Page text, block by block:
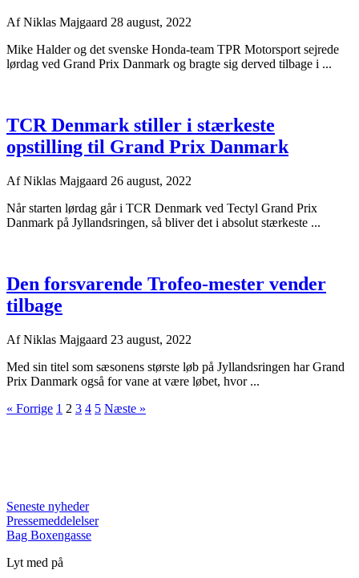
AfNiklas Majgaard 28 august, 2022
Mike Halder og det svenske Honda-team TPR Motorsport sejrede
lørdag ved Grand Prix Danmark og bragte sig derved tilbage i ...
TCR Denmark stiller i stærkeste
opstilling til Grand Prix Danmark
AfNiklas Majgaard 26 august, 2022
Når starten lørdag går i TCR Denmark ved Tectyl Grand Prix
Danmark på Jyllandsringen, så bliver det i absolut stærkeste ...
Den forsvarende Trofeo-mester vender
tilbage
AfNiklas Majgaard 23 august, 2022
Med sin titel som sæsonens største løb på Jyllandsringen har Grand
Prix Danmark også for vane at være løbet, hvor ...
« Forrige 1 2 3 4 5 Næste »
Seneste nyheder
Pressemeddelelser
Bag Boxengasse
Lyt med på